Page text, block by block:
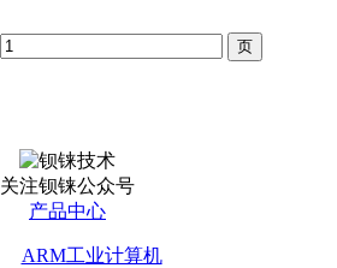
关注钡铼公众号
产品中心
ARM工业计算机